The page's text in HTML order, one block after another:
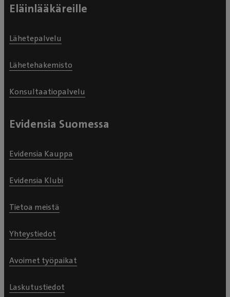
Eläinlääkäreille
Lähetepalvelu
Lähetehakemisto
Konsultaatiopalvelu
Evidensia Suomessa
Evidensia Kauppa
Evidensia Klubi
Tietoa meistä
Yhteystiedot
Avoimet työpaikat
Laskutustiedot